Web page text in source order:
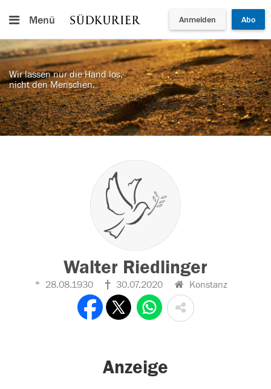
Menü Anmelden Abo
Wir lassen nur die Hand los,
nicht den Menschen.
Walter Riedlinger
28.08.1930 30.07.2020 Konstanz
Anzeige